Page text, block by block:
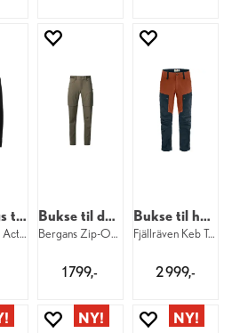
Kort longs til dame
Devold Duo Active Merino 3/4 Longs W 950
Bukse til dame
Bergans Zip-Off Pants W 12731
1 799,-
Bukse til herre
Fjällräven Keb Trouser M 555-215
2 999,-